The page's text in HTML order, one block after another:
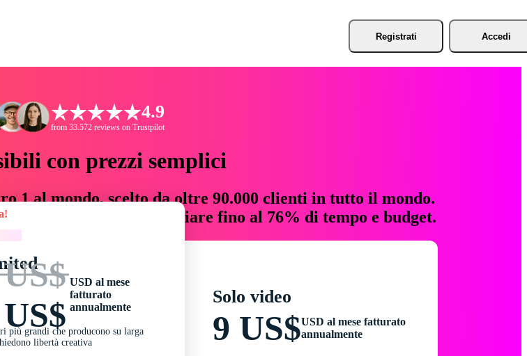
Registrati Accedi
4.9
from 33.572 reviews on Trustpilot
con prezzi semplici
1 al mondo, scelto da oltre 90.000 clienti in tutto il mondo.
che fanno risparmiare fino al 76% di tempo e budget.
USD al mese
fatturato
annualmente
più grandi che producono su larga
libertà creativa
Solo video
9 US$USD al mese fatturato
annualmente